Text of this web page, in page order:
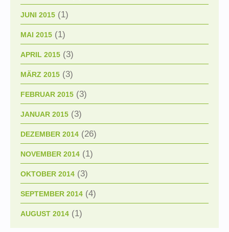
JUNI 2015 (1)
MAI 2015 (1)
APRIL 2015 (3)
MÄRZ 2015 (3)
FEBRUAR 2015 (3)
JANUAR 2015 (3)
DEZEMBER 2014 (26)
NOVEMBER 2014 (1)
OKTOBER 2014 (3)
SEPTEMBER 2014 (4)
AUGUST 2014 (1)